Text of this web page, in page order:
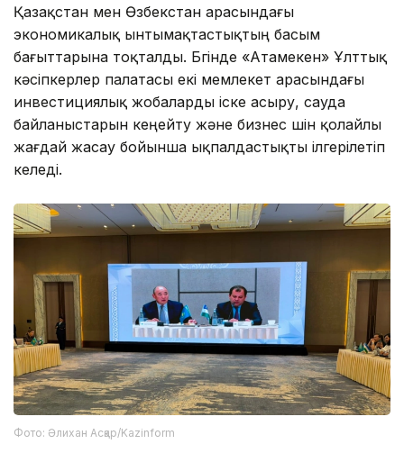
Қазақстан мен Өзбекстан арасындағы
экономикалық ынтымақтастықтың басым
бағыттарына тоқталды. Бүгінде «Атамекен» Ұлттық
кәсіпкерлер палатасы екі мемлекет арасындағы
инвестициялық жобаларды іске асыру, сауда
байланыстарын кеңейту және бизнес үшін қолайлы
жағдай жасау бойынша ықпалдастықты ілгерілетіп
келеді.
Фото: Әлихан Асқар/Kazinform